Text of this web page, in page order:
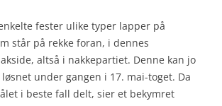
fester ulike typer lapper på
står på rekke foran, i dennes
altså i nakkepartiet. Denne kan jo
under gangen i 17. mai-toget. Da
i beste fall delt, sier et bekymret